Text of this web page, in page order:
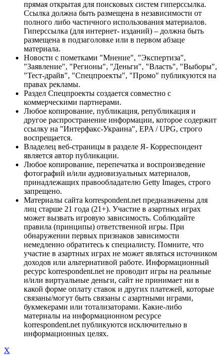
прямая открытая для поисковых систем гиперссылка.
Ссылка должна быть размещена в независимости от
полного либо частичного использования материалов.
Гиперссылка (для интернет- изданий) – должна быть
размещена в подзаголовке или в первом абзаце
материала.
Новости с пометками "Мнение", "Экспертиза",
"Заявление", "Регионы", "Деньги", "Власть", "Выборы",
"Тест-драйв", "Спецпроекты", "Промо" публикуются на
правах рекламы.
Раздел Спецпроекты создается совместно с
коммерческими партнерами.
Любое копирование, публикация, републикация и
другое распространение информации, которое содержит
ссылку на "Интерфакс-Украина", EPA / UPG, строго
воспрещается.
Владелец веб-страницы в разделе Я- Корреспондент
является автор публикации.
Любое копирование, перепечатка и воспроизведение
фотографий и/или аудиовизуальных материалов,
принадлежащих правообладателю Getty Images, строго
запрещено.
Материалы сайта korrespondent.net предназначены для
лиц старше 21 года (21+). Участие в азартных играх
может вызвать игровую зависимость. Соблюдайте
правила (принципы) ответственной игры. При
обнаружении первых признаков зависимости
немедленно обратитесь к специалисту. Помните, что
участие в азартных играх не может являться источником
доходов или альтернативой работе. Информационный
ресурс korrespondent.net не проводит игры на реальные
и/или виртуальные деньги, сайт не принимает ни в
какой форме оплату ставок и других платежей, которые
связаны/могут быть связаны с азартными играми,
букмекерами или тотализаторами. Какие-либо
материалы на информационном ресурсе
korrespondent.net публикуются исключительно в
информационных целях.
X